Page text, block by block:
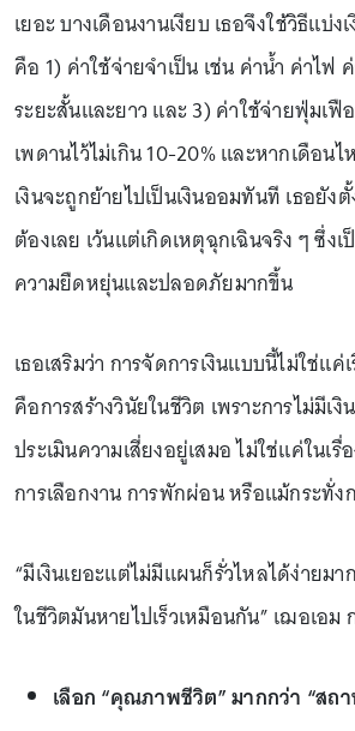
เยอะ บางเดือนงานเงียบ เธอจึงใช้วิธีแบ่
คือ 1) ค่าใช้จ่ายจำเป็น เช่น ค่าน้ำ ค่าไฟ
ระยะสั้นและยาว และ 3) ค่าใช้จ่ายฟุ่มเฟื
เพดานไว้ไม่เกิน 10-20% และหากเดือน
เงินจะถูกย้ายไปเป็นเงินออมทันที เธอยั
ต้องเลย เว้นแต่เกิดเหตุฉุกเฉินจริง ๆ ซึ่ง
ความยืดหยุ่นและปลอดภัยมากขึ้น
เธอเสริมว่า การจัดการเงินแบบนี้ไม่ใช่แ
คือการสร้างวินัยในชีวิต เพราะการไม่มีเ
ประเมินความเสี่ยงอยู่เสมอ ไม่ใช่แค่ในเรื่
การเลือกงาน การพักผ่อน หรือแม้กระทั่ง
“มีเงินเยอะแต่ไม่มีแผนก็รั่วไหลได้ง่ายมา
ในชีวิตมันหายไปเร็วเหมือนกัน” เฌอเอม
เลือก “คุณภาพชีวิต” มากกว่า “สถา